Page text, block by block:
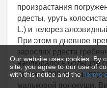
Our website uses cookies. By
site, you agree to our use of
with this notice and theTerms